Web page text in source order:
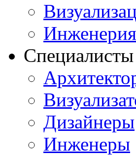
Инженерия
Специалисты
Дизайнеры
Инженеры